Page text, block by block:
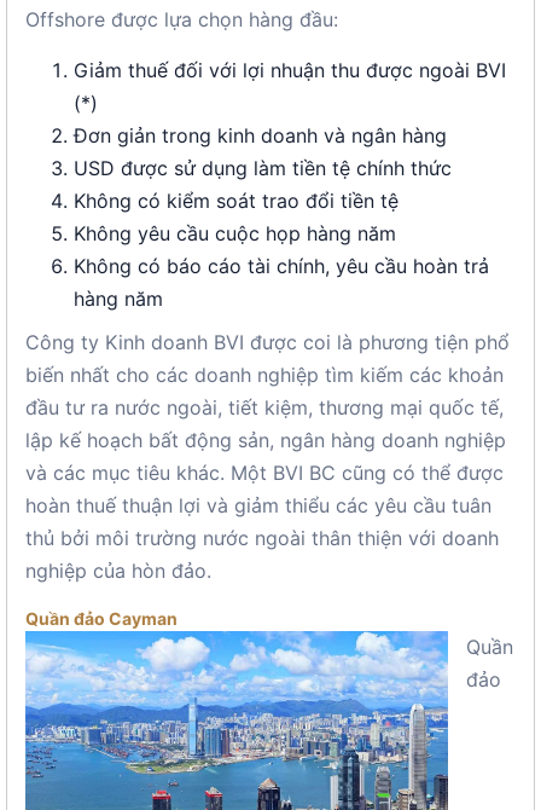
Offshore được lựa chọn hàng đầu:
Giảm thuế đối với lợi nhuận thu được ngoài BVI
(*)
Đơn giản trong kinh doanh và ngân hàng
USD được sử dụng làm tiền tệ chính thức
Không có kiểm soát trao đổi tiền tệ
Không yêu cầu cuộc họp hàng năm
Không có báo cáo tài chính, yêu cầu hoàn trả
hàng năm
Công ty Kinh doanh BVI được coi là phương tiện phổ
biến nhất cho các doanh nghiệp tìm kiếm các khoản
đầu tư ra nước ngoài, tiết kiệm, thương mại quốc tế,
lập kế hoạch bất động sản, ngân hàng doanh nghiệp
và các mục tiêu khác. Một BVI BC cũng có thể được
hoàn thuế thuận lợi và giảm thiểu các yêu cầu tuân
thủ bởi môi trường nước ngoài thân thiện với doanh
nghiệp của hòn đảo.
Quần đảo Cayman
Quần
đảo